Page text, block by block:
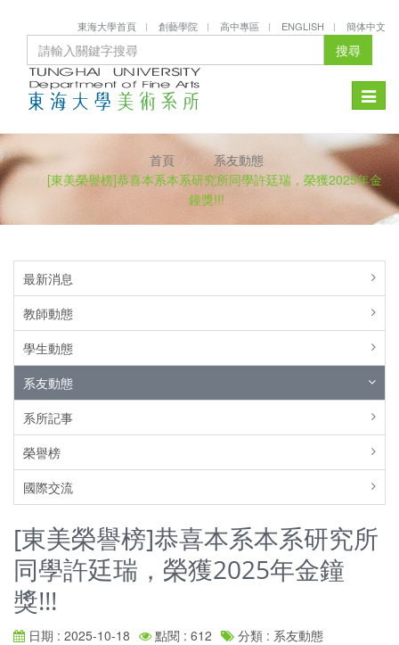
東海大學首頁 創藝學院 高中專區 ENGLISH 簡体中文
搜尋
Toggle
首頁
系友動態
[東美榮譽榜]恭喜本系本系研究所同學許廷瑞，榮獲2025年金
鐘獎!!!
最新消息
教師動態
學生動態
系友動態
系所記事
榮譽榜
國際交流
[東美榮譽榜]恭喜本系本系研究所
同學許廷瑞，榮獲2025年金鐘
獎!!!
日期 : 2025-10-18 點閱 : 612
分類 : 系友動態